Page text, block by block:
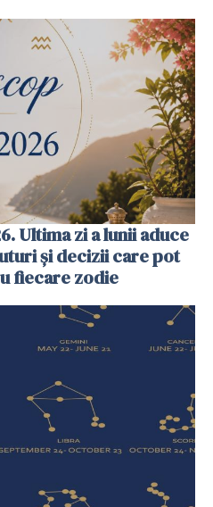
Ultima zi a lunii aduce
și decizii care pot
fiecare zodie